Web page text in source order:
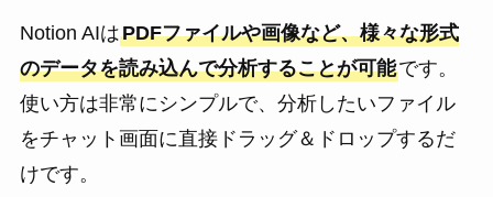
Notion AIはPDFファイルや画像など、様々な形式
のデータを読み込んで分析することが可能です。
使い方は非常にシンプルで、分析したいファイル
をチャット画面に直接ドラッグ＆ドロップするだ
けです。